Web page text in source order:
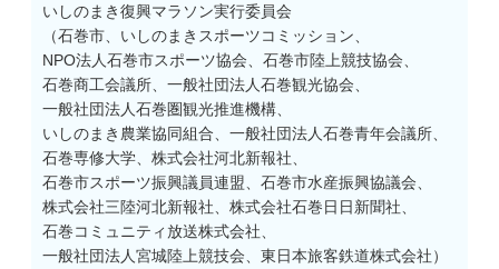
いしのまき復興マラソン実行委員会
（石巻市、 いしのまきスポーツコミッション、
NPO法人石巻市スポーツ協会、石巻市陸上競技協会、
石巻商工会議所、一般社団法人石巻観光協会、
一般社団法人石巻圏観光推進機構、
いしのまき農業協同組合、一般社団法人石巻青年会議所、
石巻専修大学、株式会社河北新報社、
石巻市スポーツ振興議員連盟、石巻市水産振興協議会、
株式会社三陸河北新報社、株式会社石巻日日新聞社、
石巻コミュニティ放送株式会社、
一般社団法人宮城陸上競技会、東日本旅客鉄道株式会社）